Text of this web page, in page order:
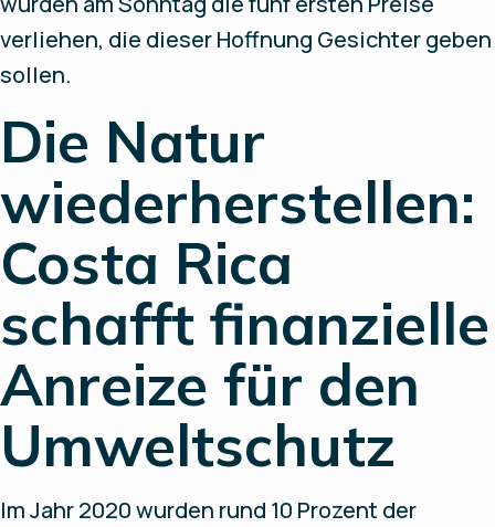
verliehen, die dieser Hoffnung Gesichter geben
sollen.
Die Natur
wiederherstellen:
Costa Rica
schafft finanzielle
Anreize für den
Umweltschutz
Im Jahr 2020 wurden rund 10 Prozent der